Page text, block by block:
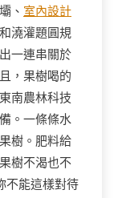
、 室內設計
澆灌題圓規
一連串關於
，果樹喝的
南農林科技
。一條條水
樹。肥料給
樹不渴也不
不能這樣對待